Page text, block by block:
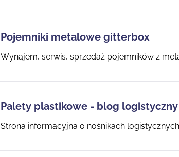
Pojemniki metalowe gitterbox
Wynajem, serwis, sprzedaż pojemników z
Palety plastikowe - blog logistyczny
Strona informacyjna o nośnikach